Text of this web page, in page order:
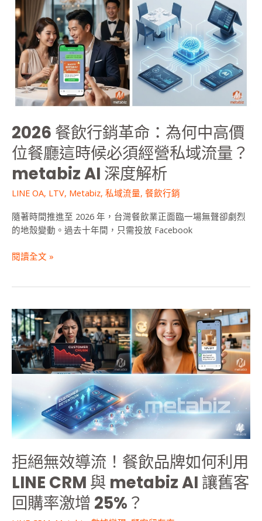
2026 餐飲行銷革命：為何中高價
位餐廳這時候必須經營私域流量？
metabiz AI 深度解析
LINE OA, LTV, Metabiz, 私域流量, 餐飲行銷
隨著時間推進至 2026 年，台灣餐飲業正面臨一場無聲卻劇烈
的地殼變動。過去十年間，只需投放 Facebook
高
價
位
餐
廳
這
時
候
須
經
營
私
流
量？
metabiz
深
閱讀全文 »
拒絕無效導流！餐飲品牌如何利用
LINE CRM 與 metabiz AI 讓舊客
回購率激增 25%？
拒
絕
無
效
餐
飲
品
牌
何
利
用
LINE